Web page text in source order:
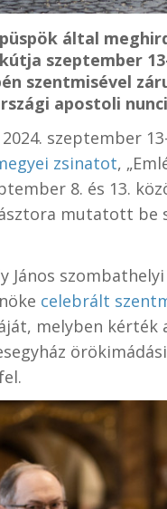
által
szeptember
szentmisével
apostoli
szeptember
zsinatot,
8. és 13.
mutatott be
János
celebrált
melyben kérték